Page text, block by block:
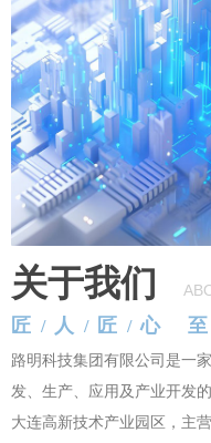
路明科技集团有限公司是一
发、生产、应用及产业开发
大连高新技术产业园区，主
关于我们
匠 / 人 / 匠 /心 至